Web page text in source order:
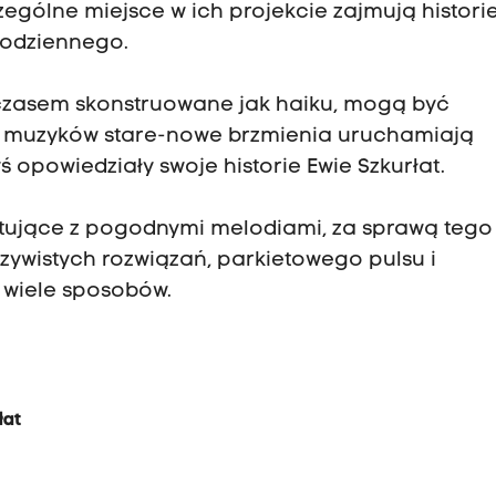
miejsce w ich projekcie zajmują
skonstruowane jak haiku, mogą być
stare-nowe brzmienia uruchamiają
swoje historie Ewie Szkurłat.
z pogodnymi melodiami, za sprawą
rozwiązań, parkietowego pulsu i
sposobów.